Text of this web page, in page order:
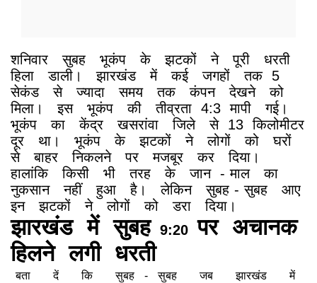
शनिवार सुबह भूकंप के झटकों ने पूरी
धरती
हिला
डाली। झारखंड में कई जगहों तक
5
सेकंड
से ज्यादा समय तक कंपन देखने
को
मिला।
इस भूकंप की तीव्रता 4:3 मापी
गई।
भूकंप
का केंद्र खसरांवा जिले से 13 किलोमीटर
दूर
था। भूकंप के झटकों ने लोगों को
घरों
से
बाहर निकलने पर मजबूर कर
दिया।
हालांकि
किसी भी तरह के जान - माल
का
नुकसान
नहीं हुआ है। लेकिन सुबह - सुबह
आए
इन
झटकों ने लोगों को डरा दिया।
झारखंड में सुबह 9:20 पर अचानक
हिलने लगी धरती
बता दें कि सुबह - सुबह जब झारखंड
में